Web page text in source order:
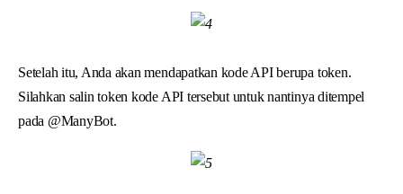
Setelah itu, Anda akan mendapatkan kode API berupa token.
Silahkan salin token kode API tersebut untuk nantinya ditempel
pada @ManyBot.